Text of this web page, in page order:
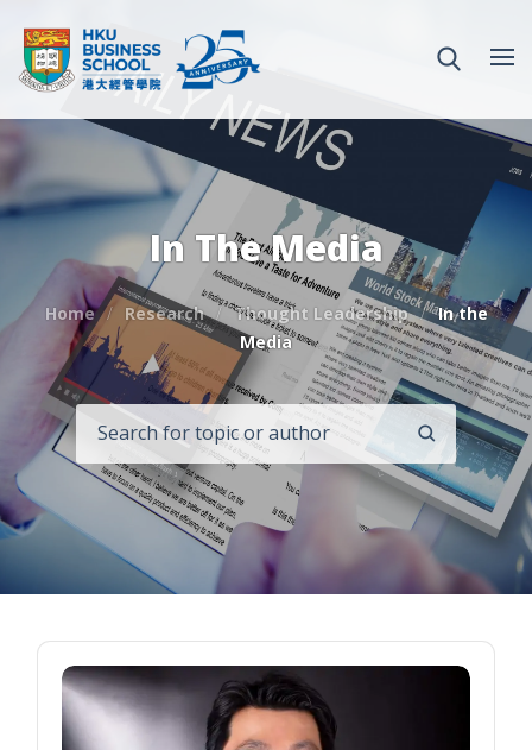
In The Media
Home Research Thought Leadership
In the
Media
SEARCH